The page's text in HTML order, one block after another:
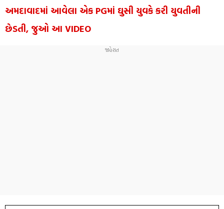
અમદાવાદમાં આવેલા એક PGમાં ઘુસી યુવકે કરી યુવતીની
છેડતી, જુઓ આ VIDEO